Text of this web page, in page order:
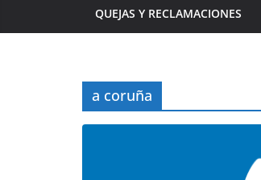
QUEJAS Y RECLAMACIONES
a coruña